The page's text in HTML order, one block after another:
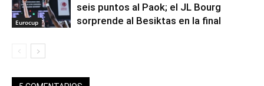
Eurocup
seis puntos al Paok; el JL Bourg
sorprende al Besiktas en la final